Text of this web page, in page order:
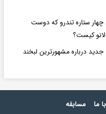
چهار ستاره تندرو که دوست
کیست؟
جدید درباره مشهورترین لبخند
ما مسابقه